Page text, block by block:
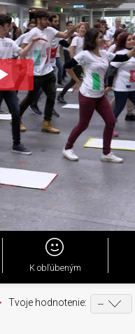
Play
Video
K obľúbeným
Tvoje hodnotenie: